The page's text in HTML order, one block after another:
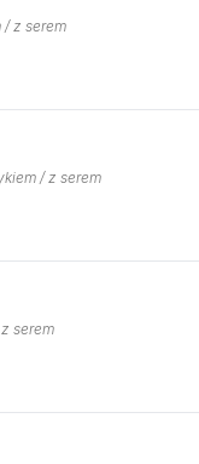
/ z serem
/ z serem
serem